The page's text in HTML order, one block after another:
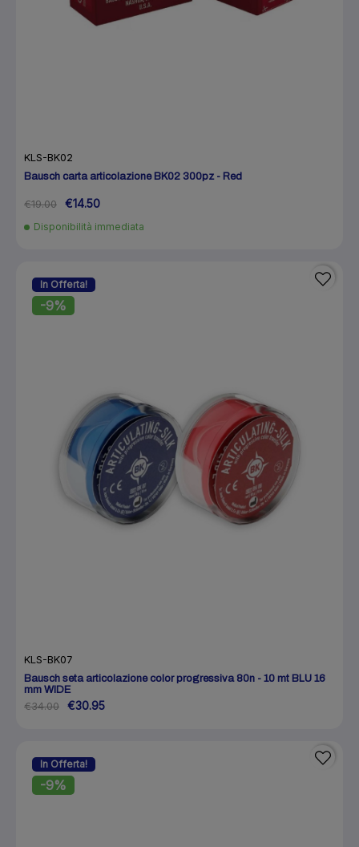
KLS-BK02
Bausch carta articolazione BK02 300pz - Red
€19.00 €14.50
Disponibilità immediata
In Offerta!
-9%
KLS-BK07
Bausch seta articolazione color progressiva 80n - 10 mt BLU 16
mm WIDE
€34.00 €30.95
In Offerta!
-9%